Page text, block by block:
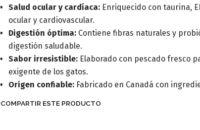
Salud ocular y cardíaca: Enriquecido con taurina,
ocular y cardiovascular.
Digestión óptima: Contiene fibras naturales y
digestión saludable.
Sabor irresistible: Elaborado con pescado fresco
exigente de los gatos.
Origen confiable: Fabricado en Canadá con
COMPARTIR ESTE PRODUCTO